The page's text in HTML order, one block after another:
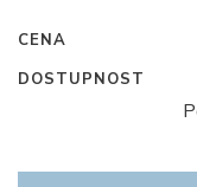
CENA
DOSTUPNOST